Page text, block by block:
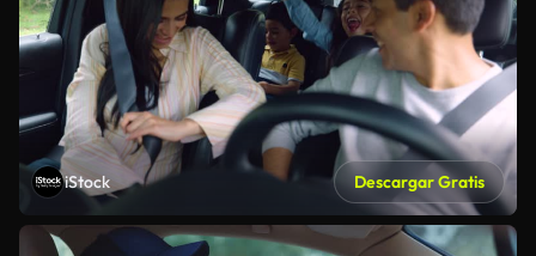
iStock Descargar Gratis